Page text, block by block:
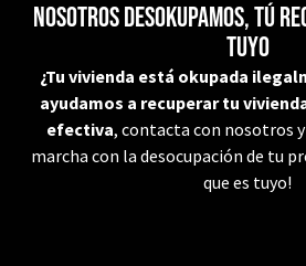
Nosotros desokupamos, tú
tuyo
¿Tu vivienda está okupada
ayudamos a recuperar tu
efectiva, contacta con nosotros
marcha con la desocupación de tu
que es tuyo!